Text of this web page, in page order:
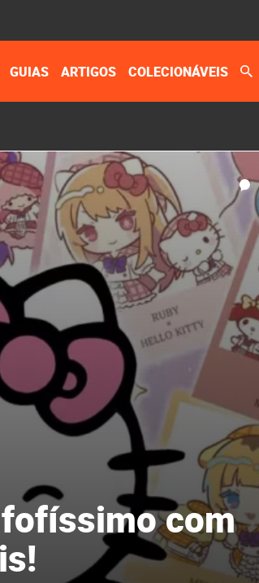
GUIAS ARTIGOS COLECIONÁVEIS
com